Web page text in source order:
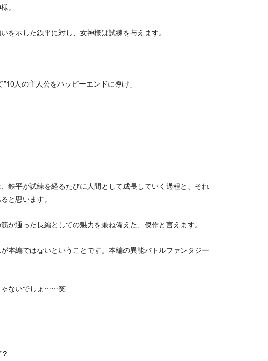
。
を示した鉄平に対し、女神様は試練を与えます。
人の主人公をハッピーエンドに導け」
鉄平が試練を経るたびに人間として成長していく過程と、それ
と思います。
が通った長編としての魅力を兼ね備えた、傑作と言えます。
本編ではないということです。本編の異能バトルファンタジー
ゃないでしょ……笑